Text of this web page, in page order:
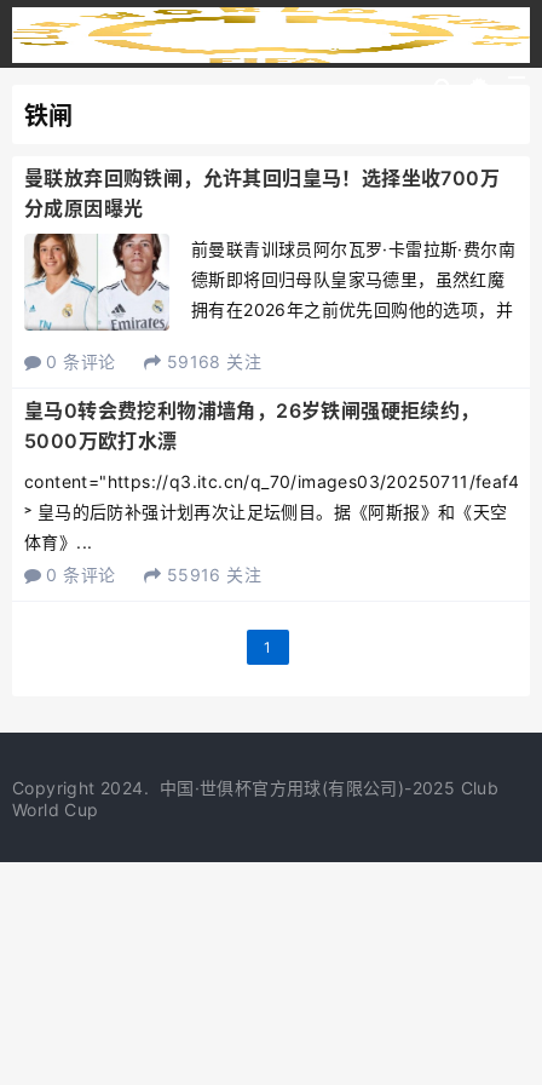
铁闸
曼联放弃回购铁闸，允许其回归皇马！选择坐收700万
分成原因曝光
前曼联青训球员阿尔瓦罗·卡雷拉斯·费尔南
德斯即将回归母队皇家马德里，虽然红魔
拥有在2026年之前优先回购他的选项，并
方确认，不会使用这一条款，准许其从本
菲卡加盟皇马。意大利转会专家法布里济
0 条评论 59168 关注
皇马0转会费挖利物浦墙角，26岁铁闸强硬拒续约，
5000万欧打水漂
content="https://q3.itc.cn/q_70/images03/20250711/
˃ 皇马的后防补强计划再次让足坛侧目。据《阿斯报》和《天空
体育》...
0 条评论
55916 关注
1
Copyright 2024. 中国·世俱杯官方用球(有限公司)-2025 Club
World Cup